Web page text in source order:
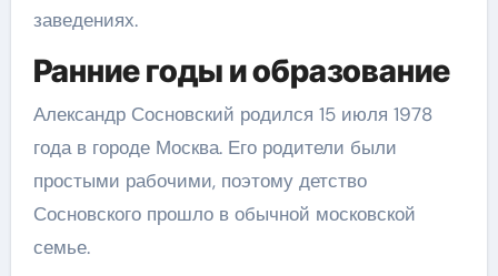
заведениях.
Ранние годы и образование
Александр Сосновский родился 15 июля 1978
года в городе Москва. Его родители были
простыми рабочими, поэтому детство
Сосновского прошло в обычной московской
семье.